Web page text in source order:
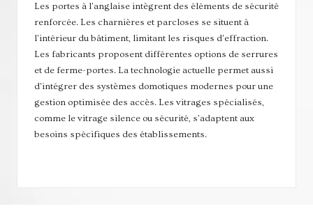
Les portes à l'anglaise intègrent des éléments de sécurité
renforcée. Les charnières et parcloses se situent à
l'intérieur du bâtiment, limitant les risques d'effraction.
Les fabricants proposent différentes options de serrures
et de ferme-portes. La technologie actuelle permet aussi
d'intégrer des systèmes domotiques modernes pour une
gestion optimisée des accès. Les vitrages spécialisés,
comme le vitrage silence ou sécurité, s'adaptent aux
besoins spécifiques des établissements.